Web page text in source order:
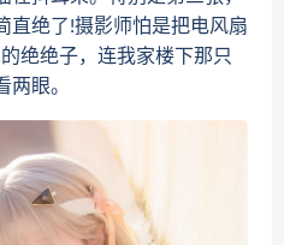
直绝了!摄影师怕是把电风扇
绝绝子，连我家楼下那只
两眼。